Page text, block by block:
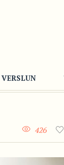
VERSLUN
426